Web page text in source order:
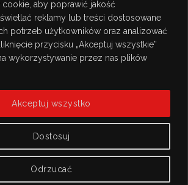
aby poprawić jakość
reklamy lub treści dostosowane
potrzeb użytkowników oraz analizować
przycisku „Akceptuj wszystkie”
wykorzystywanie przez nas plików
Dostosuj
Odrzucać
Akceptuj wszystko
© Copyright 2026TANAKE